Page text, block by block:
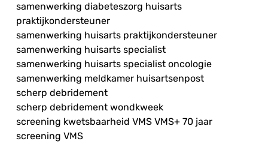
samenwerking diabeteszorg huisarts
praktijkondersteuner
samenwerking huisarts praktijkondersteuner
samenwerking huisarts specialist
samenwerking huisarts specialist oncologie
samenwerking meldkamer huisartsenpost
scherp debridement
scherp debridement wondkweek
screening kwetsbaarheid VMS VMS+ 70 jaar
screening VMS